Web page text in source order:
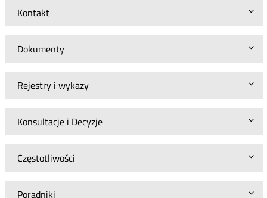
Kontakt
Dokumenty
Rejestry i wykazy
Konsultacje i Decyzje
Częstotliwości
Poradniki